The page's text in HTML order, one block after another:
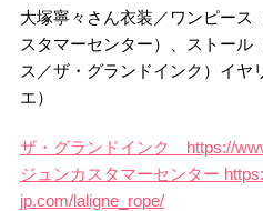
大塚寧々さん衣装／ワンピース
スタマーセンター）、ストール
ス／ザ・グランドインク）イヤ
エ）
ザ・グランドインク https://
ジュンカスタマーセンター
jp.com/laligne_rope/